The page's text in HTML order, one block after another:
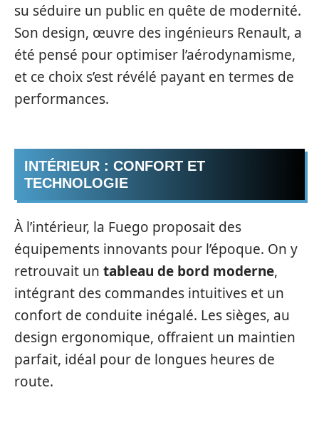
su séduire un public en quête de modernité.
Son design, œuvre des ingénieurs Renault, a
été pensé pour optimiser l’aérodynamisme,
et ce choix s’est révélé payant en termes de
performances.
INTÉRIEUR : CONFORT ET
TECHNOLOGIE
À l’intérieur, la Fuego proposait des
équipements innovants pour l’époque. On y
retrouvait un tableau de bord moderne,
intégrant des commandes intuitives et un
confort de conduite inégalé. Les sièges, au
design ergonomique, offraient un maintien
parfait, idéal pour de longues heures de
route.